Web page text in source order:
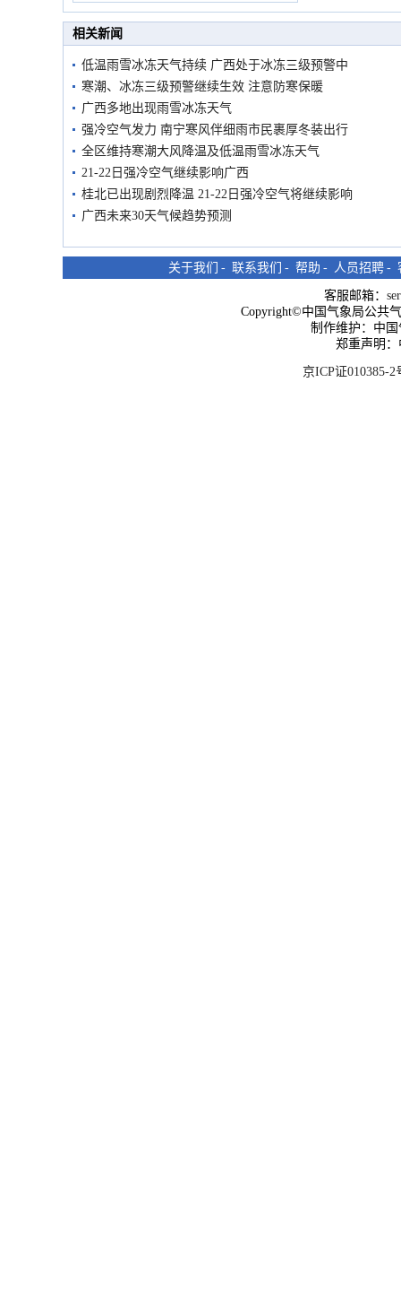
市民在堤岸见证汛况
相关新闻
低温雨雪冰冻天气持续 广西处于冰冻三级预警中
寒潮、冰冻三级预警继续生效 注意防寒保暖
广西多地出现雨雪冰冻天气
强冷空气发力 南宁寒风伴细雨市民裹厚冬装出行
全区维持寒潮大风降温及低温雨雪冰冻天气
21-22日强冷空气继续影响广西
桂北已出现剧烈降温 21-22日强冷空气将继续影响
广西未来30天气候趋势预测
关于我们 - 联系我们 - 帮助 - 人员招聘 -
客服邮箱：
Copyright©中国气象局公共
制作维护：中
郑重声明
京ICP证010385-2